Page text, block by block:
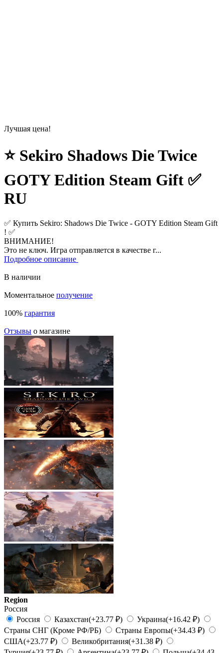
Лучшая цена!
⭐ Sekiro Shadows Die Twice
GOTY Edition Steam Gift ✅
RU
✅ Купить Sekiro: Shadows Die Twice - GOTY Edition Steam Gift
! ✅
ВНИМАНИЕ!
Это не ключ. Игра отправляется в качестве г...
Подробное описание
В наличии
Моментальное получение
100% гарантия
Отзывы о магазине
Region
Россия
Россия
Казахстан(+23.77 ₽) Украина(+16.42 ₽)
Страны СНГ (Кроме РФ/РБ)
Страны Европы(+34.43 ₽)
США(+23.77 ₽) Великобритания(+31.38 ₽)